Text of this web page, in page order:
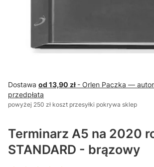
Dostawa od 13,90 zł - Orlen Paczka —
przedpłata
powyżej 250 zł koszt przesyłki pokrywa sklep
Terminarz A5 na 2020
STANDARD - brązowy